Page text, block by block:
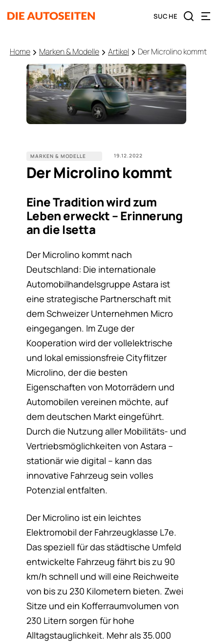
Home Marken & Modelle Artikel Der Microlino kommt
MARKEN & MODELLE 19.12.2022
Der Microlino kommt
Eine Tradition wird zum
Leben erweckt – Erinnerung
an die Isetta
Der Microlino kommt nach
Deutschland: Die internationale
Automobilhandelsgruppe Astara ist
eine strategische Partnerschaft mit
dem Schweizer Unternehmen Micro
eingegangen. Im Zuge der
Kooperation wird der vollelektrische
und lokal emissionsfreie Cityflitzer
Microlino, der die besten
Eigenschaften von Motorrädern und
Automobilen vereinen möchte, auf
dem deutschen Markt eingeführt.
Durch die Nutzung aller Mobilitäts- und
Vertriebsmöglichkeiten von Astara –
stationär wie digital – kann das
innovative Fahrzeug sein volles
Potenzial entfalten.
Der Microlino ist ein leichtes
Elektromobil der Fahrzeugklasse L7e.
Das speziell für das städtische Umfeld
entwickelte Fahrzeug fährt bis zu 90
km/h schnell und will eine Reichweite
von bis zu 230 Kilometern bieten. Zwei
Sitze und ein Kofferraumvolumen von
230 Litern sorgen für hohe
Alltagstauglichkeit. Mehr als 35.000